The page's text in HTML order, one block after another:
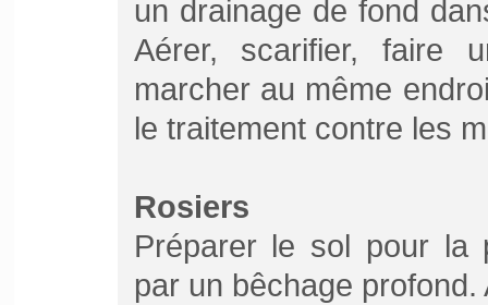
un drainage de fond
Aérer, scarifier, faire
marcher au même
le traitement contre les
Rosiers
Préparer le sol pour la
par un bêchage